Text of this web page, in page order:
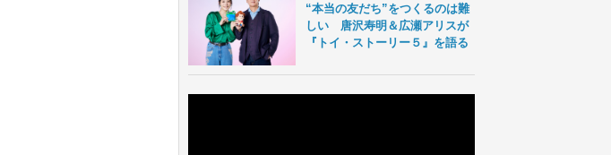
“本当の友だち”をつくるのは難
しい 唐沢寿明＆広瀬アリスが
『トイ・ストーリー５』を語る